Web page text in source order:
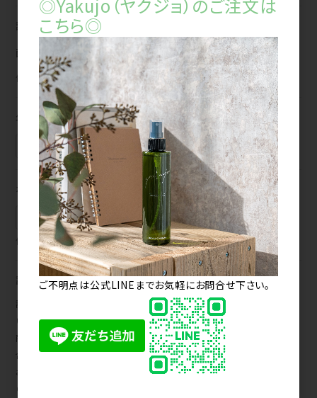
設立年月
西暦
年
例) 2000年10月
年商
000円（千円単位）
ホームページURL
例) http://www.example.com/
請求書払い（Bカート掛け払い）
請求書によるお支払いを希望する場合は、「請求書払い（Bカート掛け払
い）」にお申し込みください。
商品ご購入時に「請求書払い（Bカート掛け払い）」をご選択いただいた場
合、マネーフォワードケッサイ株式会社が発行する請求書による後払いで
お支払いいただけます。
（口座振替をご契約の場合は引き落としされます）
◎Yakujo（ヤクジョ）のご注文は
こちら◎
ご不明点は公式LINEまでお気軽にお問合せ下さい。